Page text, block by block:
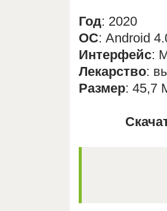
Год: 2020
OС: Аndroid
Интерфейс:
Лекарство:
Размер: 45,7